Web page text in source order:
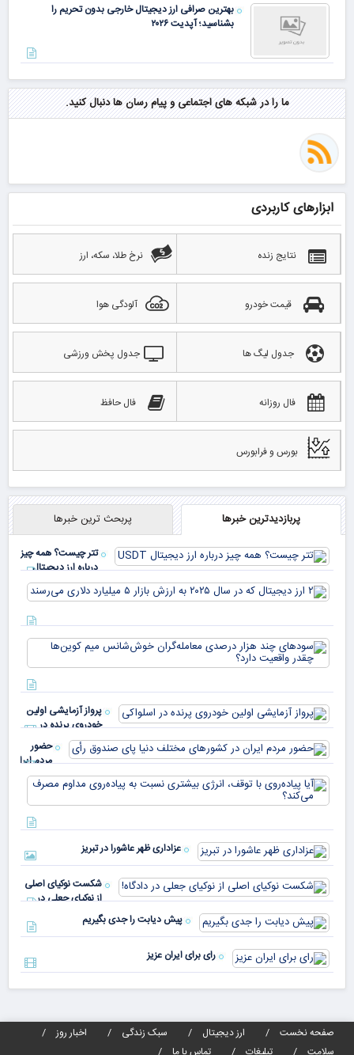
بهترین صرافی ارز دیجیتال خارجی بدون تحریم را
بشناسید؛ آپدیت ۲۰۲۶
ما را در شبکه های اجتماعی و پیام رسان ها دنبال کنید.
ابزارهای کاربردی
نتایج زنده نرخ طلا، سکه، ارز
قیمت خودرو آلودگی هوا
جدول لیگ ها جدول پخش ورزشی
فال روزانه فال حافظ
بورس و فرابورس
پربازدیدترین خبرها پربحث ترین خبرها
تتر چیست؟ همه چیز
درباره ارز دیجیتال
USDT
پرواز آزمایشی اولین
خودروی پرنده در
اسلواکی
حضور
مردم ایران
در
کشورهای
مختلف
دنیا پای
صندوق
عزاداری ظهر عاشورا در تبریز
شکست نوکیای اصلی
از نوکیای جعلی در
دادگاه!
پیش دیابت را جدی بگیریم
رای برای ایران عزیز
صفحه نخست ارز دیجیتال سبک زندگی
اخبار روز
سلامت
تبلیغات تماس با ما